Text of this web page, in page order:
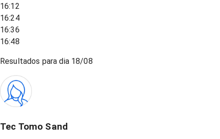
16:12
16:24
16:36
16:48
Resultados para dia 18/08
Tec Tomo Sand